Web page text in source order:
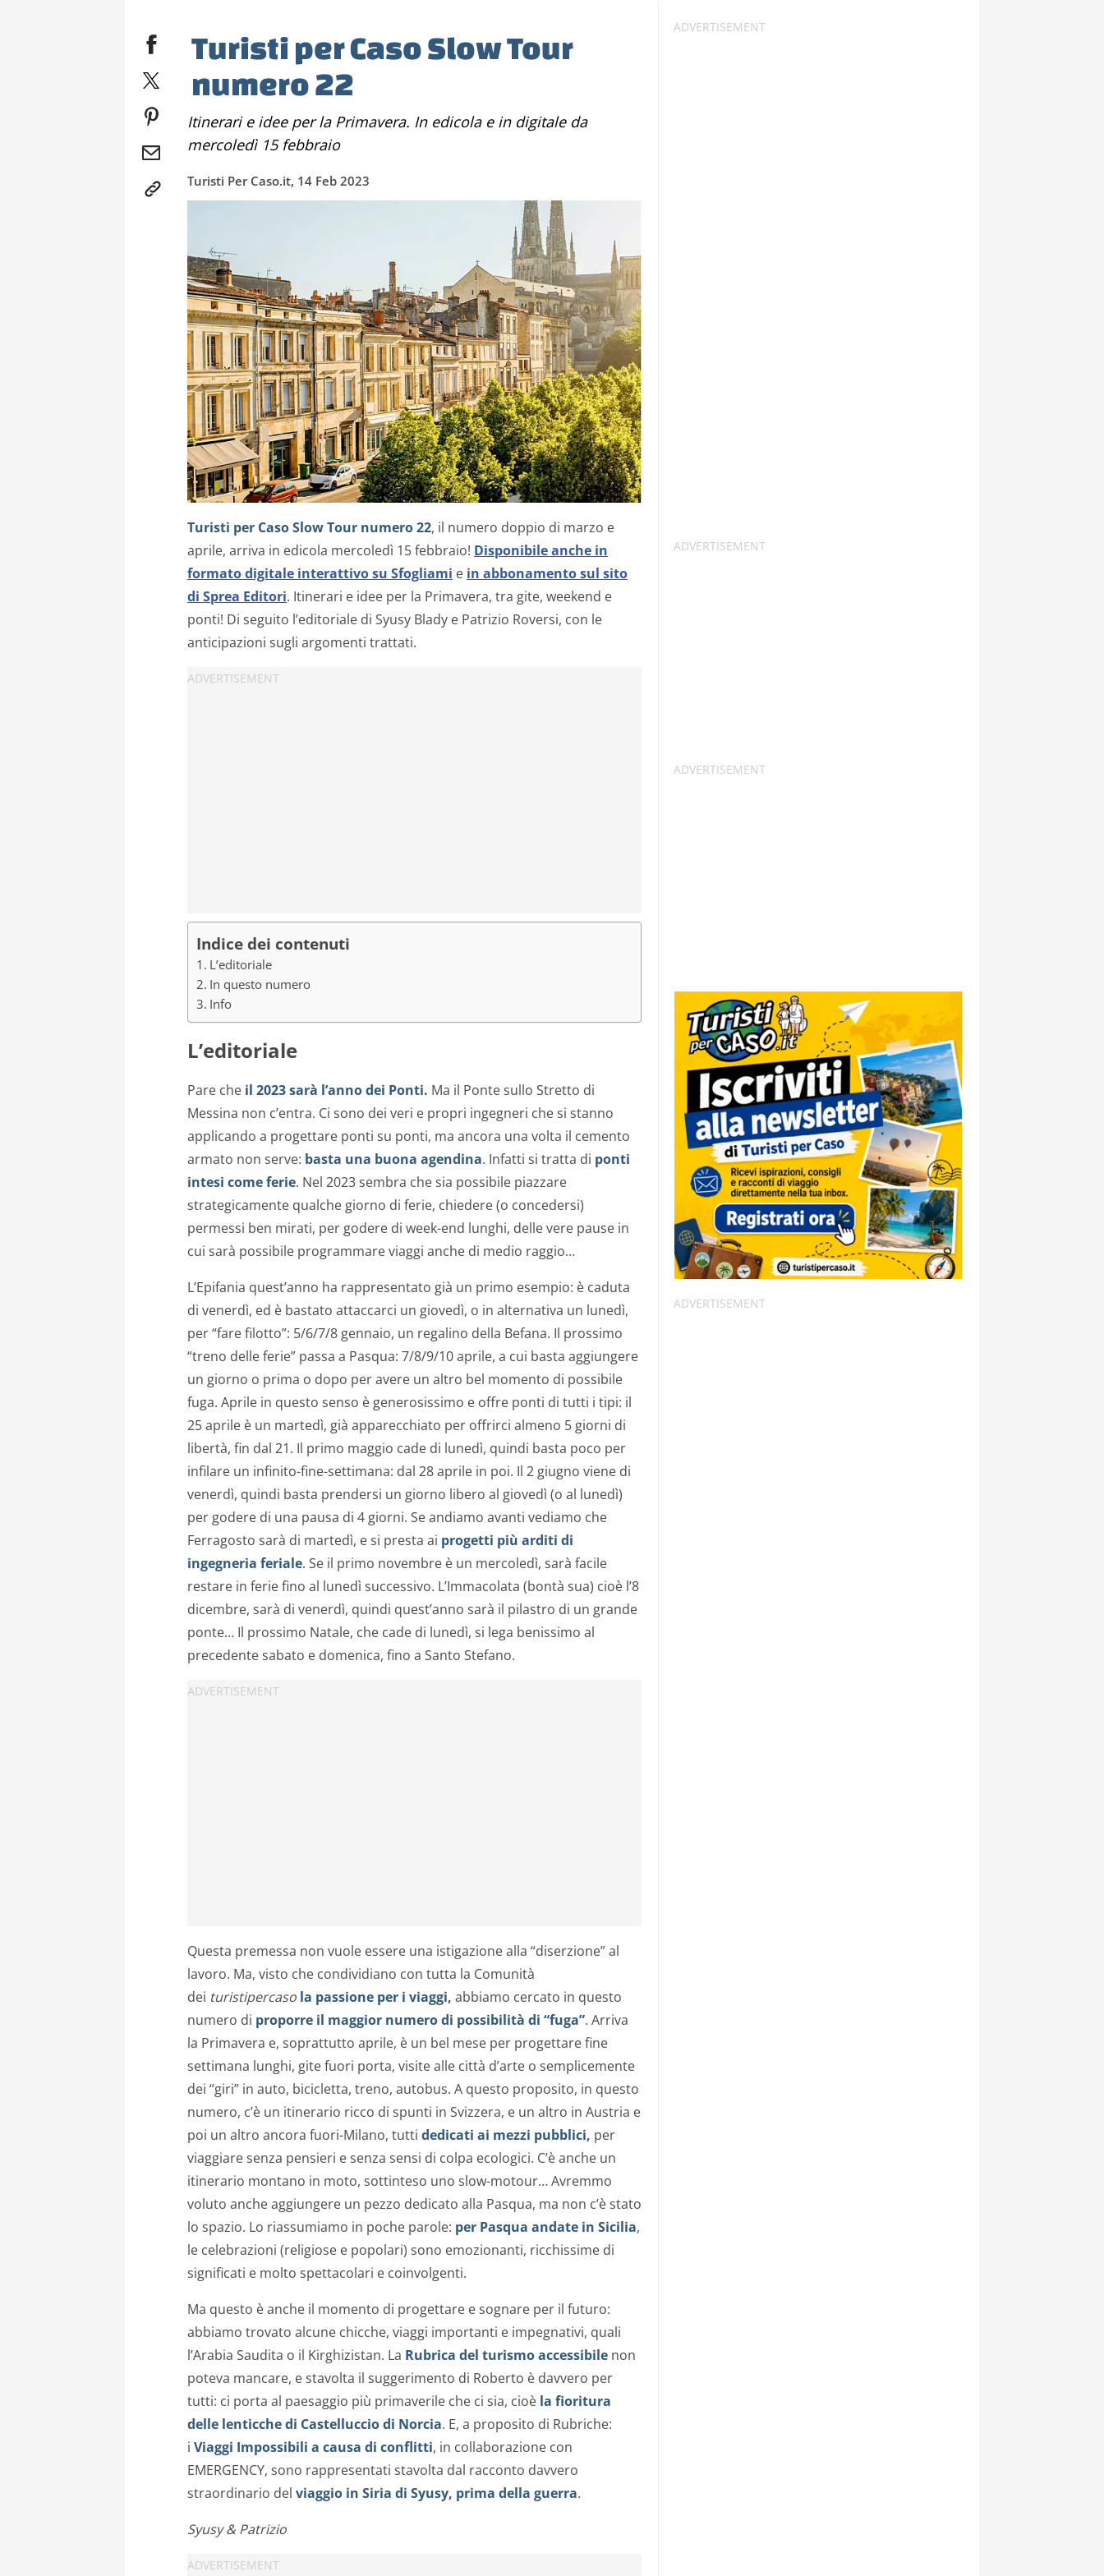
Turisti per Caso Slow Tour
numero 22
Itinerari e idee per la Primavera. In edicola e in digitale da
mercoledì 15 febbraio
Turisti Per Caso.it, 14 Feb 2023
Turisti per Caso Slow Tour numero 22, il numero doppio di marzo e
aprile, arriva in edicola mercoledì 15 febbraio! Disponibile anche in
formato digitale interattivo su Sfogliami e in abbonamento sul sito
di Sprea Editori. Itinerari e idee per la Primavera, tra gite, weekend e
ponti! Di seguito l’editoriale di Syusy Blady e Patrizio Roversi, con le
anticipazioni sugli argomenti trattati.
Indice dei contenuti
L’editoriale
In questo numero
Info
L’editoriale
Pare che il 2023 sarà l’anno dei Ponti. Ma il Ponte sullo Stretto di
Messina non c’entra. Ci sono dei veri e propri ingegneri che si stanno
applicando a progettare ponti su ponti, ma ancora una volta il cemento
armato non serve: basta una buona agendina. Infatti si tratta di ponti
intesi come ferie. Nel 2023 sembra che sia possibile piazzare
strategicamente qualche giorno di ferie, chiedere (o concedersi)
permessi ben mirati, per godere di week-end lunghi, delle vere pause in
cui sarà possibile programmare viaggi anche di medio raggio…
L’Epifania quest’anno ha rappresentato già un primo esempio: è caduta
di venerdì, ed è bastato attaccarci un giovedì, o in alternativa un lunedì,
per “fare filotto”: 5/6/7/8 gennaio, un regalino della Befana. Il prossimo
“treno delle ferie” passa a Pasqua: 7/8/9/10 aprile, a cui basta aggiungere
un giorno o prima o dopo per avere un altro bel momento di possibile
fuga. Aprile in questo senso è generosissimo e offre ponti di tutti i tipi: il
25 aprile è un martedì, già apparecchiato per offrirci almeno 5 giorni di
libertà, fin dal 21. Il primo maggio cade di lunedì, quindi basta poco per
infilare un infinito-fine-settimana: dal 28 aprile in poi. Il 2 giugno viene di
venerdì, quindi basta prendersi un giorno libero al giovedì (o al lunedì)
per godere di una pausa di 4 giorni. Se andiamo avanti vediamo che
Ferragosto sarà di martedì, e si presta ai progetti più arditi di
ingegneria feriale. Se il primo novembre è un mercoledì, sarà facile
restare in ferie fino al lunedì successivo. L’Immacolata (bontà sua) cioè l’8
dicembre, sarà di venerdì, quindi quest’anno sarà il pilastro di un grande
ponte… Il prossimo Natale, che cade di lunedì, si lega benissimo al
precedente sabato e domenica, fino a Santo Stefano.
Questa premessa non vuole essere una istigazione alla “diserzione” al
lavoro. Ma, visto che condividiano con tutta la Comunità
dei turistipercaso la passione per i viaggi, abbiamo cercato in questo
numero di proporre il maggior numero di possibilità di “fuga”. Arriva
la Primavera e, soprattutto aprile, è un bel mese per progettare fine
settimana lunghi, gite fuori porta, visite alle città d’arte o semplicemente
dei “giri” in auto, bicicletta, treno, autobus. A questo proposito, in questo
numero, c’è un itinerario ricco di spunti in Svizzera, e un altro in Austria e
poi un altro ancora fuori-Milano, tutti dedicati ai mezzi pubblici, per
viaggiare senza pensieri e senza sensi di colpa ecologici. C’è anche un
itinerario montano in moto, sottinteso uno slow-motour… Avremmo
voluto anche aggiungere un pezzo dedicato alla Pasqua, ma non c’è stato
lo spazio. Lo riassumiamo in poche parole: per Pasqua andate in Sicilia,
le celebrazioni (religiose e popolari) sono emozionanti, ricchissime di
significati e molto spettacolari e coinvolgenti.
Ma questo è anche il momento di progettare e sognare per il futuro:
abbiamo trovato alcune chicche, viaggi importanti e impegnativi, quali
l’Arabia Saudita o il Kirghizistan. La Rubrica del turismo accessibile non
poteva mancare, e stavolta il suggerimento di Roberto è davvero per
tutti: ci porta al paesaggio più primaverile che ci sia, cioè la fioritura
delle lenticche di Castelluccio di Norcia. E, a proposito di Rubriche:
i Viaggi Impossibili a causa di conflitti, in collaborazione con
EMERGENCY, sono rappresentati stavolta dal racconto davvero
straordinario del viaggio in Siria di Syusy, prima della guerra.
Syusy & Patrizio